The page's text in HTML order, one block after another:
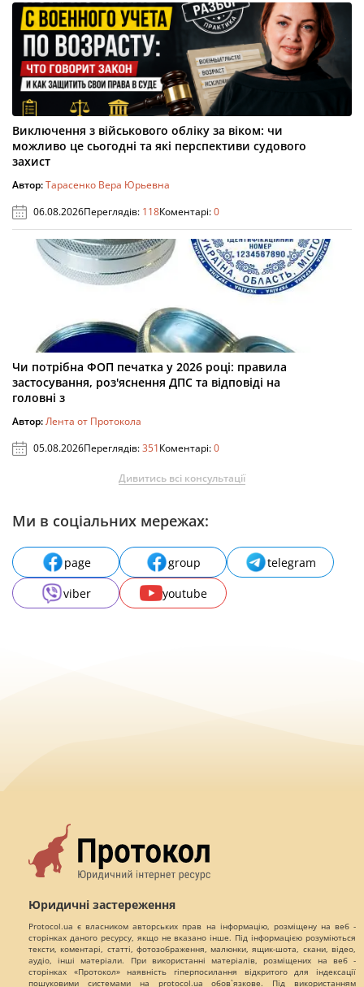
Виключення з військового обліку за віком: чи
можливо це сьогодні та які перспективи судового
захист
Автор:Тарасенко Вера Юрьевна
06.08.2026Переглядів: 118Коментарі:0
Чи потрібна ФОП печатка у 2026 році: правила
застосування, роз'яснення ДПС та відповіді на
головні з
Автор:Лента от Протокола
05.08.2026Переглядів:351Коментарі:0
Дивитись всі консультації
Ми в соціальних мережах:
page group
telegram
viber
youtube
Юридичні застереження
Protocol.ua є власником авторських прав на інформацію, розміщену на веб -
сторінках даного ресурсу, якщо не вказано інше. Під інформацією розуміються
тексти, коментарі, статті, фотозображення, малюнки, ящик-шота, скани, відео,
аудіо, інші матеріали. При використанні матеріалів, розміщених на веб -
сторінках «Протокол» наявність гіперпосилання відкритого для індексації
пошуковими системами на protocol.ua обов`язкове. Під використанням